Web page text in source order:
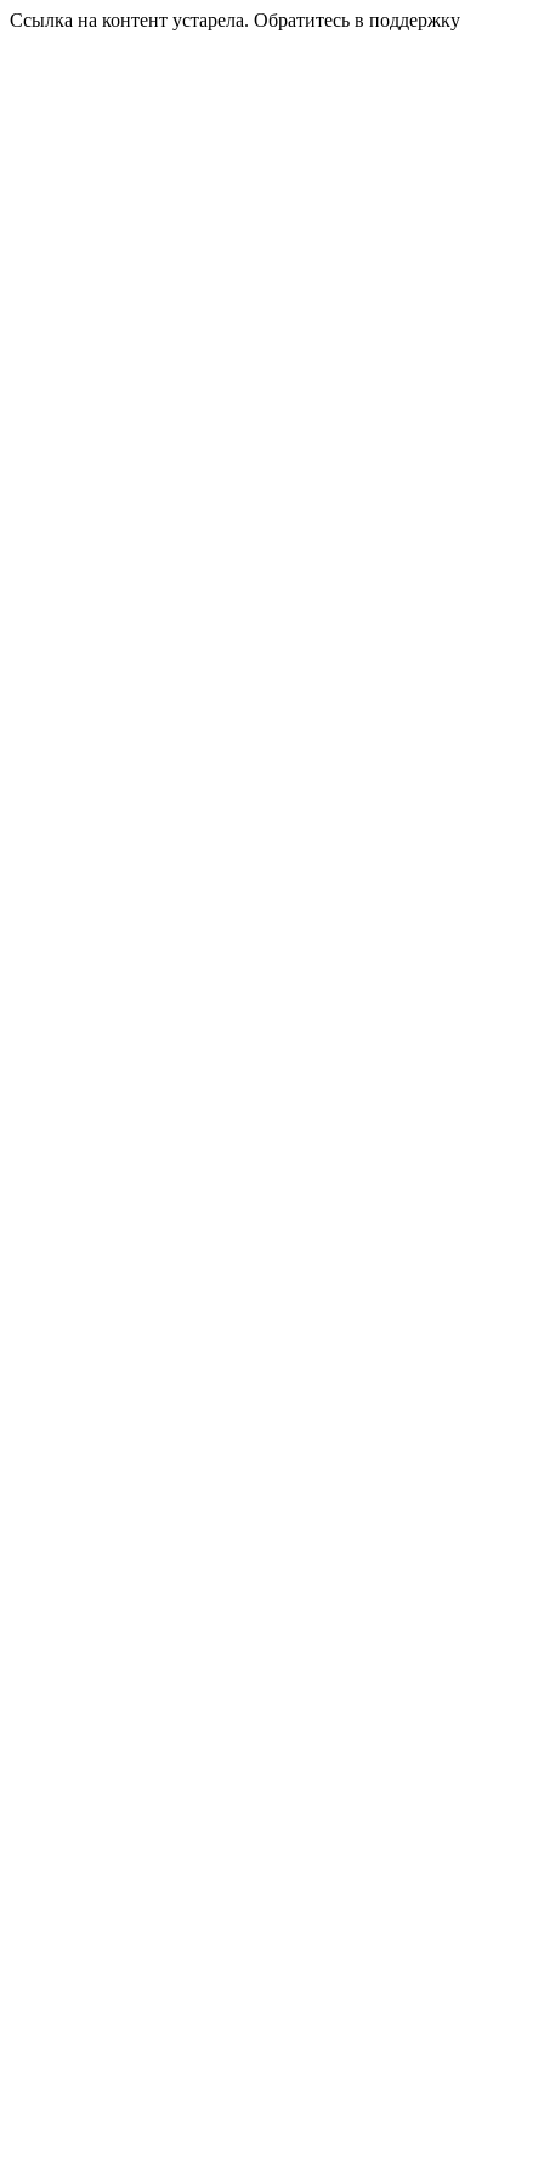
Ссылка на контент устарела. Обратитесь в поддержку